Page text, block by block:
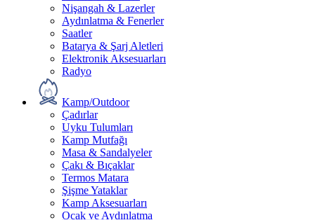
Nişangah & Lazerler
Aydınlatma & Fenerler
Saatler
Batarya & Şarj Aletleri
Elektronik Aksesuarları
Radyo
Kamp/Outdoor
Çadırlar
Uyku Tulumları
Kamp Mutfağı
Masa & Sandalyeler
Çakı & Bıçaklar
Termos Matara
Şişme Yataklar
Kamp Aksesuarları
Ocak ve Aydınlatma